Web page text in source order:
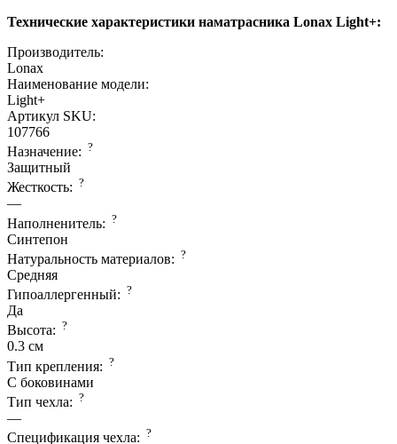
Технические характеристики наматрасника Lonax Light+:
Производитель:
Lonax
Наименование модели:
Light+
Артикул SKU:
107766
Назначение: ?
Защитный
Жесткость: ?
—
Наполненитель: ?
Синтепон
Натуральность материалов: ?
Средняя
Гипоаллергенный: ?
Да
Высота: ?
0.3 см
Тип крепления: ?
С боковинами
Тип чехла: ?
—
Спецификация чехла: ?